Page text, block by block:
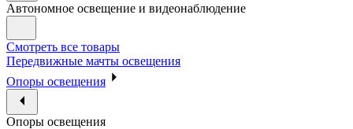
Автономное освещение и видеонаблюдение
Смотреть все товары
Передвижные мачты освещения
Опоры освещения
Опоры освещения